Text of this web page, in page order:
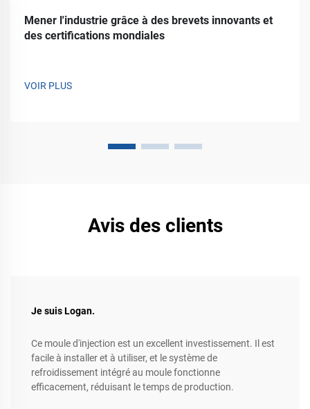
Mener l'industrie grâce à des brevets innovants et
des certifications mondiales
VOIR PLUS
Avis des clients
Je suis Logan.
Ce moule d'injection est un excellent investissement. Il est
facile à installer et à utiliser, et le système de
refroidissement intégré au moule fonctionne
efficacement, réduisant le temps de production.